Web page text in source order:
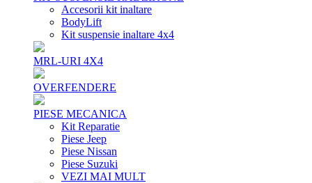
Accesorii kit inaltare
BodyLift
Kit suspensie inaltare 4x4
MRL-URI 4X4
OVERFENDERE
PIESE MECANICA
Kit Reparatie
Piese Jeep
Piese Nissan
Piese Suzuki
VEZI MAI MULT